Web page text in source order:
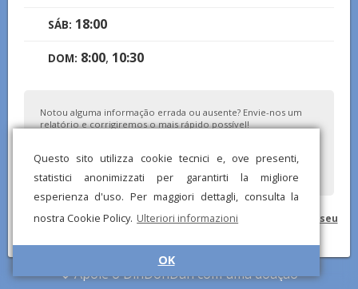
Questo sito utilizza cookie tecnici e, ove presenti,
statistici anonimizzati per garantirti la migliore
esperienza d'uso. Per maggiori dettagli, consulta la
nostra Cookie Policy. Ulteriori informazioni
OK
SÁB: 18:00
DOM: 8:00, 10:30
Notou alguma informação errada ou ausente? Envie-nos um
relatório e corrigiremos o mais rápido possível!
© DinDonDan App 2026 –Política de privacidade
Adicionar ao seu
Apoie o DinDonDan com uma doação